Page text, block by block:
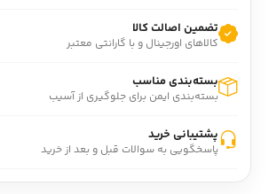
تضمین اصالت کالا
کالاهای اورجینال و با گارانتی معتبر
بسته‌بندی مناسب
بسته‌بندی ایمن برای جلوگیری از آسیب
پشتیبانی خرید
پاسخگویی به سوالات قبل و بعد از خرید